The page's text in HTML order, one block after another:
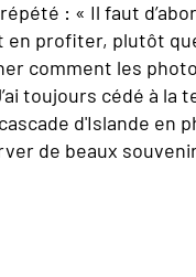
: « Il faut
en profiter, plutôt
comment les
toujours cédé à la
d'Islande en
de beaux